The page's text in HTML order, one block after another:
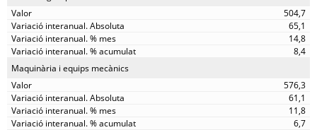
504,7
65,1
14,8
8,4
Maquinària i equips mecànics
576,3
61,1
11,8
6,7